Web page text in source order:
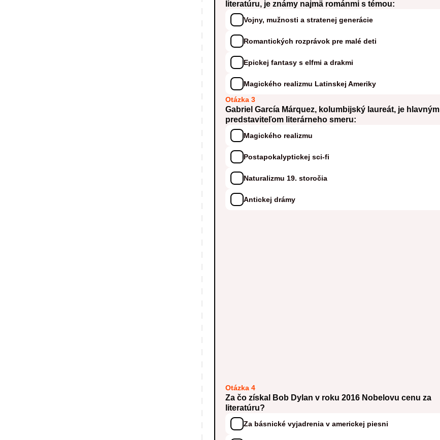
literatúru, je známy najmä románmi s témou:
Vojny, mužnosti a stratenej generácie
Romantických rozprávok pre malé deti
Epickej fantasy s elfmi a drakmi
Magického realizmu Latinskej Ameriky
Otázka 3
Gabriel García Márquez, kolumbijský laureát, je hlavným
predstaviteľom literárneho smeru:
Magického realizmu
Postapokalyptickej sci-fi
Naturalizmu 19. storočia
Antickej drámy
Otázka 4
Za čo získal Bob Dylan v roku 2016 Nobelovu cenu za
literatúru?
Za básnické vyjadrenia v americkej piesni